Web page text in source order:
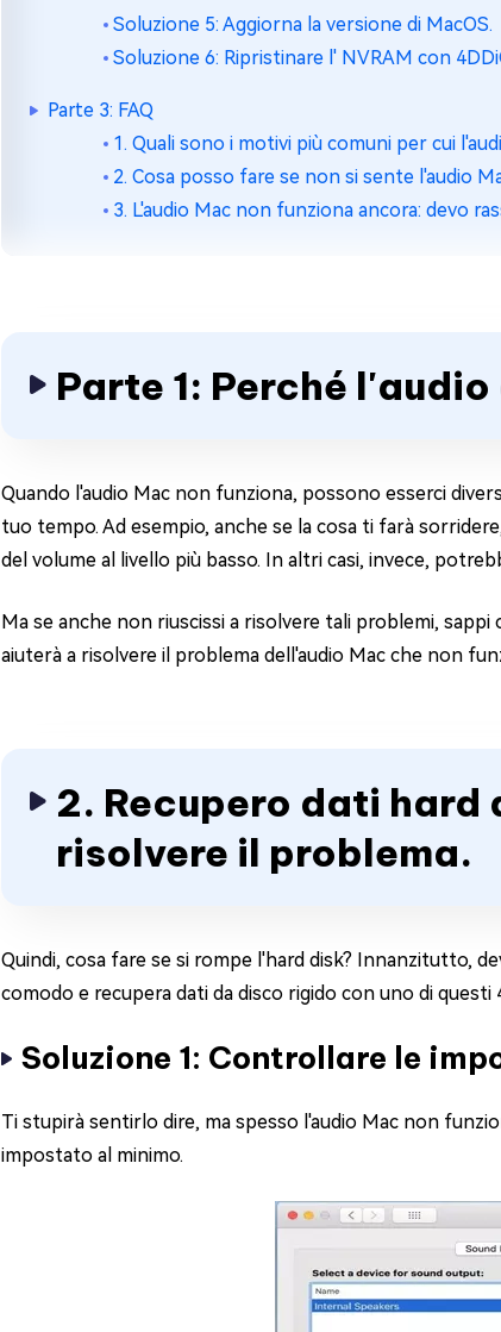
Soluzione 5: Aggiorna la versione di MacOS.
Soluzione 6: Ripristinare l' NVRAM con
Parte 3: FAQ
1. Quali sono i motivi più comuni per cui
2. Cosa posso fare se non si sente l'audio
3. L'audio Mac non funziona ancora: devo
Parte 1: Perché
Quando l'audio Mac non funziona, possono esserci
tuo tempo. Ad esempio, anche se la cosa ti farà
del volume al livello più basso. In altri casi, invece,
Ma se anche non riuscissi a risolvere tali problemi,
aiuterà a risolvere il problema dell'audio Mac che non
2. Recupero dati
risolvere il problema.
Quindi, cosa fare se si rompe l'hard disk? Innanzitutto,
comodo e recupera dati da disco rigido con uno di
Soluzione 1: Controllare le
Ti stupirà sentirlo dire, ma spesso l'audio Mac non
impostato al minimo.